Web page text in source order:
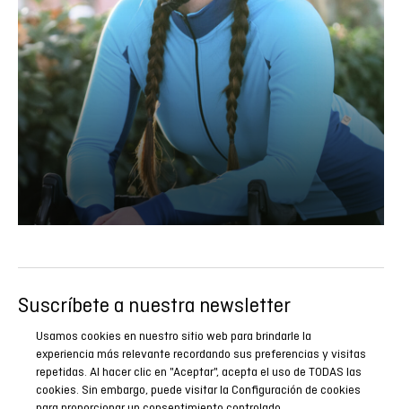
Suscríbete a nuestra newsletter
Sé el primero en conocer todas nuestras novedades,
reportajes y promociones especiales.
SUSCRIBIRME AHORA
Usamos cookies en nuestro sitio web para brindarle la
experiencia más relevante recordando sus preferencias y visitas
repetidas. Al hacer clic en "Aceptar", acepta el uso de TODAS las
cookies. Sin embargo, puede visitar la Configuración de cookies